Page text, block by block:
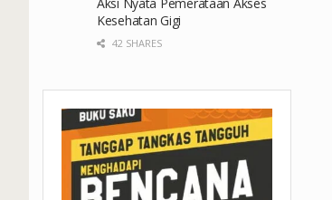
Kesehatan Gigi
42 SHARES